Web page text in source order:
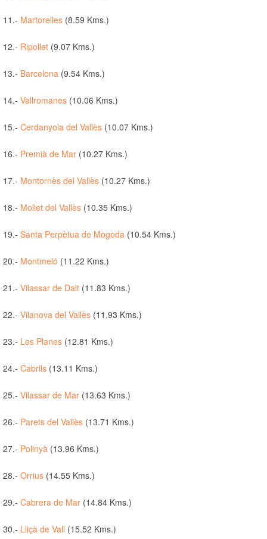
11.- Martorelles (8.59 Kms.)
12.- Ripollet (9.07 Kms.)
13.- Barcelona (9.54 Kms.)
14.- Vallromanes (10.06 Kms.)
15.- Cerdanyola del Vallès (10.07 Kms.)
16.- Premià de Mar (10.27 Kms.)
17.- Montornès del Vallès (10.27 Kms.)
18.- Mollet del Vallès (10.35 Kms.)
19.- Santa Perpètua de Mogoda (10.54 Kms.)
20.- Montmeló (11.22 Kms.)
21.- Vilassar de Dalt (11.83 Kms.)
22.- Vilanova del Vallès (11.93 Kms.)
23.- Les Planes (12.81 Kms.)
24.- Cabrils (13.11 Kms.)
25.- Vilassar de Mar (13.63 Kms.)
26.- Parets del Vallès (13.71 Kms.)
27.- Polinyà (13.96 Kms.)
28.- Orrius (14.55 Kms.)
29.- Cabrera de Mar (14.84 Kms.)
30.- Lliçà de Vall (15.52 Kms.)